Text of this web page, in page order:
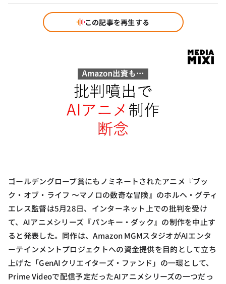
この記事を再生する
ゴールデングローブ賞にもノミネートされたアニメ『ブッ
ク・オブ・ライフ ～マノロの数奇な冒険』のホルヘ・グティ
エレス監督は5月28日、インターネット上での批判を受け
て、AIアニメシリーズ『パンキー・ダック』の制作を中止す
ると発表した。同作は、Amazon MGMスタジオがAIエンタ
ーテインメントプロジェクトへの資金提供を目的として立ち
上げた「GenAIクリエイターズ・ファンド」の一環として、
Prime Videoで配信予定だったAIアニメシリーズの一つだっ